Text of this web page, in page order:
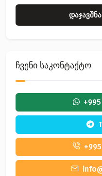
ჩვენი საკონტაქტო